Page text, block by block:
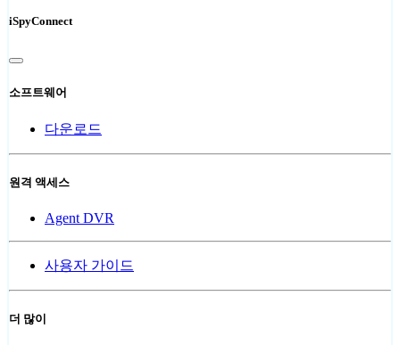
iSpyConnect
소프트웨어
다운로드
원격 액세스
Agent DVR
사용자 가이드
더 많이